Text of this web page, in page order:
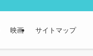
映画 サイトマップ